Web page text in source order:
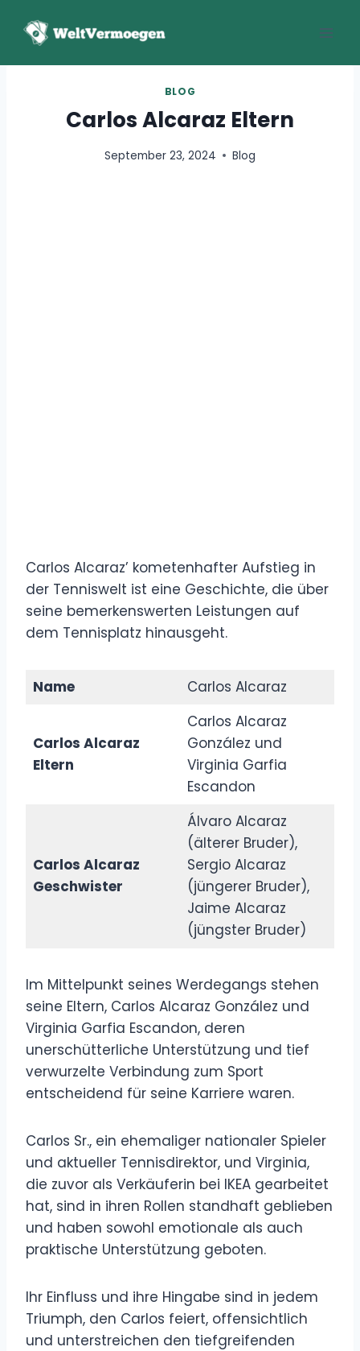
Inhalt
BLOG
Carlos Alcaraz Eltern
September 23, 2024 Blog
Carlos Alcaraz’ kometenhafter Aufstieg in
der Tenniswelt ist eine Geschichte, die über
seine bemerkenswerten Leistungen auf
dem Tennisplatz hinausgeht.
Name Carlos Alcaraz
Carlos Alcaraz
Eltern
Carlos Alcaraz
González und
Virginia Garfia
Escandon
Carlos Alcaraz
Geschwister
Álvaro Alcaraz
(älterer Bruder),
Sergio Alcaraz
(jüngerer Bruder),
Jaime Alcaraz
(jüngster Bruder)
Im Mittelpunkt seines Werdegangs stehen
seine Eltern, Carlos Alcaraz González und
Virginia Garfia Escandon, deren
unerschütterliche Unterstützung und tief
verwurzelte Verbindung zum Sport
entscheidend für seine Karriere waren.
Carlos Sr., ein ehemaliger nationaler Spieler
und aktueller Tennisdirektor, und Virginia,
die zuvor als Verkäuferin bei IKEA gearbeitet
hat, sind in ihren Rollen standhaft geblieben
und haben sowohl emotionale als auch
praktische Unterstützung geboten.
Ihr Einfluss und ihre Hingabe sind in jedem
Triumph, den Carlos feiert, offensichtlich
und unterstreichen den tiefgreifenden